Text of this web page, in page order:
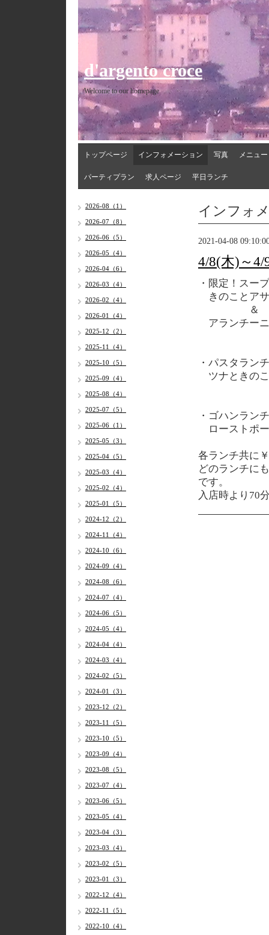
d'argento croce
Welcome to our homepage
トップページ インフォメーション 写真 メニュー
パーティプラン 求人ページ 平日ランチ
インフォ
2021-04-08
4/8(木)～
・限定！スー
きのことア
＆
アランチー
・パスタランチ
ツナときの
・ゴハンランチ
ローストポ
各ランチ共に
どのランチに
です。
入店時より70
2026-08（1）
2026-07（8）
2026-06（5）
2026-05（4）
2026-04（6）
2026-03（4）
2026-02（4）
2026-01（4）
2025-12（2）
2025-11（4）
2025-10（5）
2025-09（4）
2025-08（4）
2025-07（5）
2025-06（1）
2025-05（3）
2025-04（5）
2025-03（4）
2025-02（4）
2025-01（5）
2024-12（2）
2024-11（4）
2024-10（6）
2024-09（4）
2024-08（6）
2024-07（4）
2024-06（5）
2024-05（4）
2024-04（4）
2024-03（4）
2024-02（5）
2024-01（3）
2023-12（2）
2023-11（5）
2023-10（5）
2023-09（4）
2023-08（5）
2023-07（4）
2023-06（5）
2023-05（4）
2023-04（3）
2023-03（4）
2023-02（5）
2023-01（3）
2022-12（4）
2022-11（5）
2022-10（4）